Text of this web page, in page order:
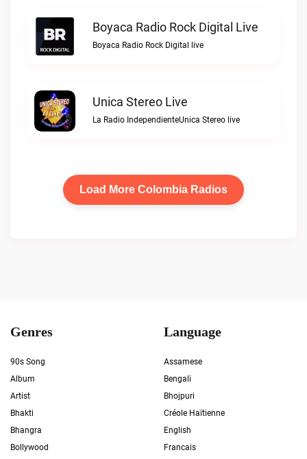
Boyaca Radio Rock Digital Live
Boyaca Radio Rock Digital live
Unica Stereo Live
La Radio IndependienteUnica Stereo live
Load More Colombia Radios
Genres
90s Song
Album
Artist
Bhakti
Bhangra
Bollywood
Language
Assamese
Bengali
Bhojpuri
Créole Haïtienne
English
Francais